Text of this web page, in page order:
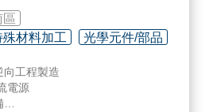
殊材料加工 光學元件/部品
向工程製造
電源